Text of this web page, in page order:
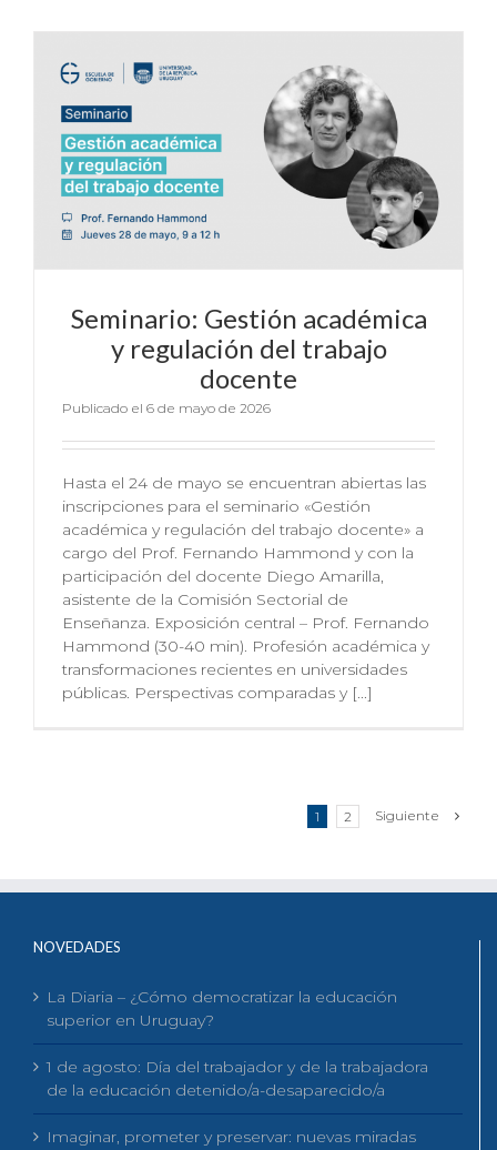
Seminario: Gestión académica
y regulación del trabajo
docente
Publicado el 6 de mayo de 2026
Hasta el 24 de mayo se encuentran abiertas las
inscripciones para el seminario «Gestión
académica y regulación del trabajo docente» a
cargo del Prof. Fernando Hammond y con la
participación del docente Diego Amarilla,
asistente de la Comisión Sectorial de
Enseñanza. Exposición central – Prof. Fernando
Hammond (30-40 min). Profesión académica y
transformaciones recientes en universidades
públicas. Perspectivas comparadas y [...]
1 2 Siguiente
NOVEDADES
La Diaria – ¿Cómo democratizar la educación
superior en Uruguay?
1 de agosto: Día del trabajador y de la trabajadora
de la educación detenido/a-desaparecido/a
Imaginar, prometer y preservar: nuevas miradas